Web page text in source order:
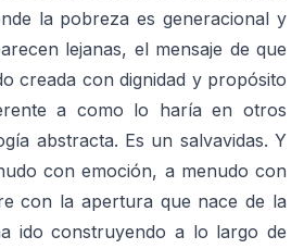
la pobreza es generacional y
lejanas, el mensaje de que
creada con dignidad y propósito
a como lo haría en otros
abstracta. Es un salvavidas. Y
con emoción, a menudo con
con la apertura que nace de la
ido construyendo a lo largo de